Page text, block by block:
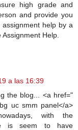
high grade and
and provide you
help by a
Help.
a las 16:39
the blog... <a href="
uc smm panel</a>
with the
is seem to have